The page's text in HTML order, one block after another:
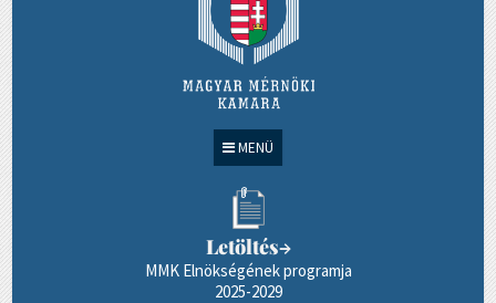
MENÜ
Letöltés→
MMK Elnökségének programja
2025-2029